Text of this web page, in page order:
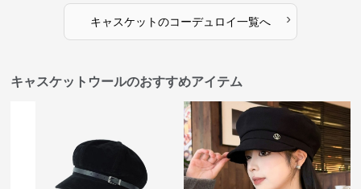
キャスケットのコーデュロイ一覧へ ›
キャスケットウールのおすすめアイテム